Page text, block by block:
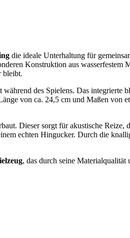
die ideale Unterhaltung für
Konstruktion aus
bleibt.
des Spielens. Das
von ca. 24,5 cm und Maßen von
Dieser sorgt für akustische
echten Hingucker. Durch die
, das durch seine